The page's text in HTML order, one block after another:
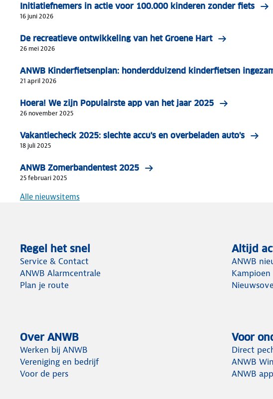
Initiatiefnemers in actie voor 100.000 kinderen zonder fiets
16 juni 2026
De recreatieve ontwikkeling van het Groene Hart
26 mei 2026
ANWB Kinderfietsenplan: honderdduizend kinderfietsen
21 april 2026
Hoera! We zijn Populairste app van het jaar 2025
26 november 2025
Vakantiecheck 2025: slechte accu's en overbeladen auto's
18 juli 2025
ANWB Zomerbandentest 2025
25 februari 2025
Alle nieuwsitems
Regel het snel
Service & Contact
ANWB Alarmcentrale
Plan je route
Altijd
ANWB
Kampioen
Over ANWB
Werken bij ANWB
Vereniging en bedrijf
Voor de pers
Voor
Direct
ANWB
ANWB